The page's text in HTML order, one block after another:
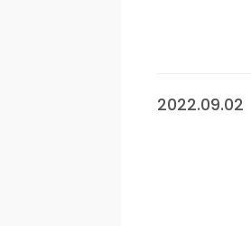
2022.09.02